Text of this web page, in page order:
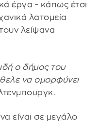
έργα - κάπως έτσι
λατομεία
λείψανα
ο δήμος του
να ομορφύνει
είναι σε μεγάλο